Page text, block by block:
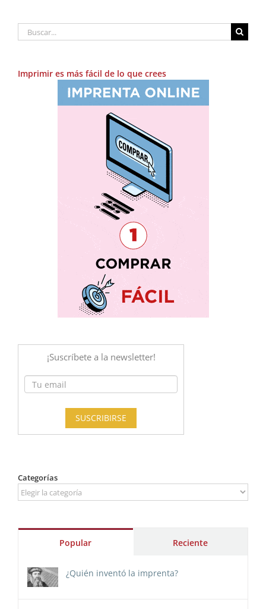
Buscar:
Imprimir es más fácil de lo que crees
Categorías
Categorías
Popular Reciente
¿Quién inventó la imprenta?